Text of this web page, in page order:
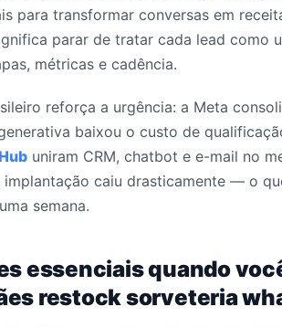
para transformar conversas em
parar de tratar cada lead como
métricas e cadência.
reforça a urgência: a Meta
baixou o custo de
uniram CRM, chatbot e e-mail no
caiu drasticamente — o
semana.
essenciais quando
restock sorveteria